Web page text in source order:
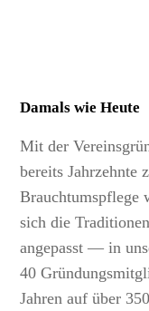
Damals wie Heute
Mit der
bereits Jahrzehnte
Brauchtumspflege
sich die
angepasst — in
40
Jahren auf über